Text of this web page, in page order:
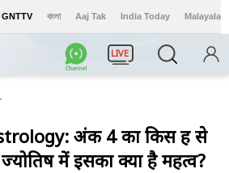
GNTTV বাংলা Aaj Tak India Today Malayalam
LIVE
अंक 4 का किस ग्रह से
में इसका क्या है महत्व?